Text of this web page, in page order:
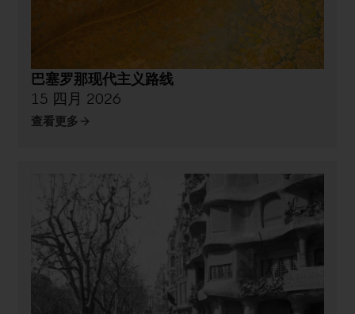
巴塞罗那现代主义路线
15 四月 2026
查看更多